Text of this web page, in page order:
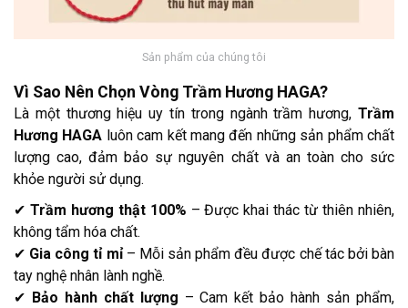
Sản phẩm của chúng tôi
Vì Sao Nên Chọn Vòng Trầm Hương HAGA?
Là một thương hiệu uy tín trong ngành trầm hương, Trầm
Hương HAGA luôn cam kết mang đến những sản phẩm chất
lượng cao, đảm bảo sự nguyên chất và an toàn cho sức
khỏe người sử dụng.
✔ Trầm hương thật 100% – Được khai thác từ thiên nhiên,
không tẩm hóa chất.
✔ Gia công tỉ mỉ– Mỗi sản phẩm đều được chế tác bởi bàn
tay nghệ nhân lành nghề.
✔ Bảo hành chất lượng – Cam kết bảo hành sản phẩm,